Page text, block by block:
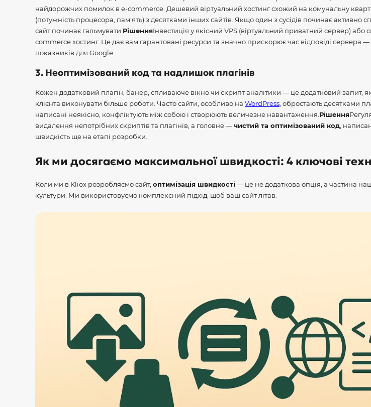
найдорожчих помилок в e-commerce. Дешевий віртуальний хостинг схожий на комунальну
(потужність процесора, пам'ять) з десятками інших сайтів. Якщо один з сусідів починає активно
сайт починає гальмувати. РішенняІнвестиція у якісний VPS (віртуальний приватний сервер) або
commerce хостинг. Це дає вам гарантовані ресурси та значно прискорює час відповіді сервера
показників для Google.
3. Неоптимізований код та надлишок плагінів
Кожен додатковий плагін, банер, спливаюче вікно чи скрипт аналітики — це додатковий запит,
клієнта виконувати більше роботи. Часто сайти, особливо на WordPress , обростають десятками
написані неякісно, конфліктують між собою і створюють величезне навантаження. Рішення
видалення непотрібних скриптів та плагінів, а головне — чистий та оптимізований код ,
швидкість ще на етапі розробки.
Як ми досягаємо максимальної швидкості: 4 ключові
Коли ми в Kliox розробляємо сайт, оптимізація швидкості — це не додаткова опція, а частина
культури. Ми використовуємо комплексний підхід, щоб ваш сайт літав.